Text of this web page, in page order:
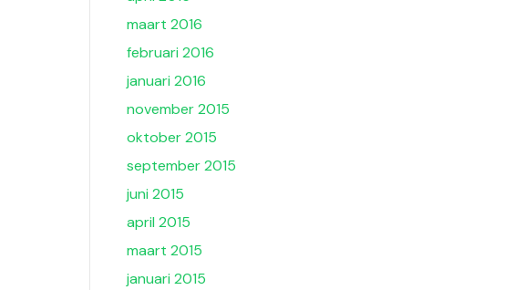
maart 2016
februari 2016
januari 2016
november 2015
oktober 2015
september 2015
juni 2015
april 2015
maart 2015
januari 2015